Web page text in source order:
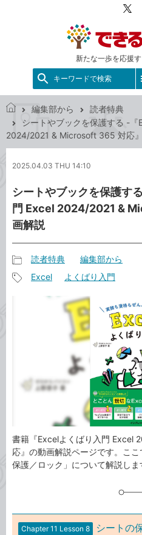
新たな一歩を応援
X
キーワードで検索
き
ッ
編集部から
読者特典
シートやブックを保護する -
2024/2021 & Microsoft 365 対応
2025.04.03 THU 14:10
シートやブックを保護す
門 Excel 2024/2021 &
画解説
事
読者特典 編集部から
Excel よくばり入門
書籍『Excelよくばり入門 Excel
応』の動画解説ページです。こ
保護／ロック」について解説しま
Chapter 11 Lesson 8
シートの